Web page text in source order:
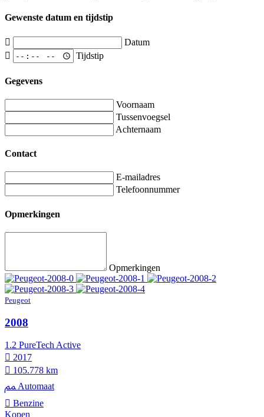
Gewenste datum en tijdstip
Datum
Tijdstip
Gegevens
Voornaam
Tussenvoegsel
Achternaam
Contact
E-mailadres
Telefoonnummer
Opmerkingen
Opmerkingen
Peugeot
2008
1.2 PureTech Active
2017
105.778 km
Automaat
Benzine
Kopen